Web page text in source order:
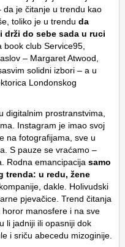
da je čitanje u trendu kao
toliko je u trendu da
drži do sebe sada u ruci
book club Service95,
– Margaret Atwood,
solidni izbori – a u
Londonskog
digitalnim prostranstvima,
Instagram je imao svoj
na fotografijama, sve u
S pauze se vraćamo –
Rodna emancipacija samo
trenda: u redu, žene
dakle. Holivudski
pjevačice. Trend čitanja
manosfere i na sve
li jadniji ili opasniji dok
i sriču abecedu mizoginije.